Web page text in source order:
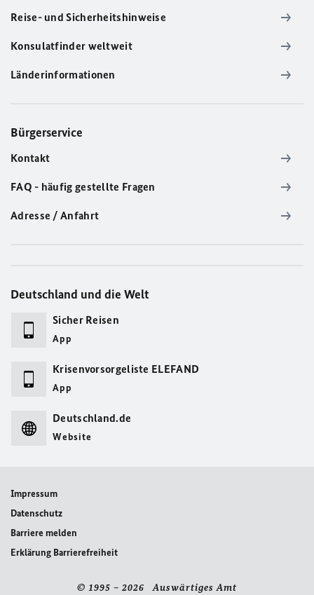
Reise- und Sicherheitshinweise
Konsulatfinder weltweit
Länderinformationen
Bürgerservice
Kontakt
FAQ - häufig gestellte Fragen
Adresse / Anfahrt
Deutschland und die Welt
Sicher Reisen
App
Krisenvorsorgeliste ELEFAND
App
Deutschland.de
Website
Impressum
Datenschutz
Barriere melden
Erklärung Barrierefreiheit
© 1995 – 2026 Auswärtiges Amt